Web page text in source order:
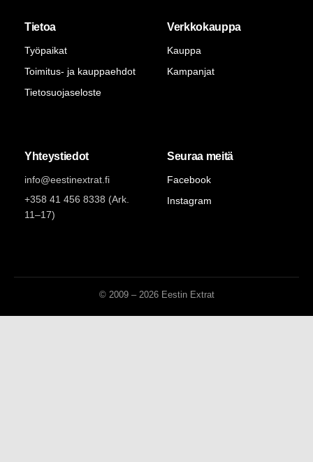
Tietoa
Työpaikat
Toimitus- ja kauppaehdot
Tietosuojaseloste
Verkkokauppa
Kauppa
Kampanjat
Yhteystiedot
info@eestinextrat.fi
+358 41 456 8338 (Ark.
11–17)
Seuraa meitä
Facebook
Instagram
© 2009 – 2026 Eestin Extrat